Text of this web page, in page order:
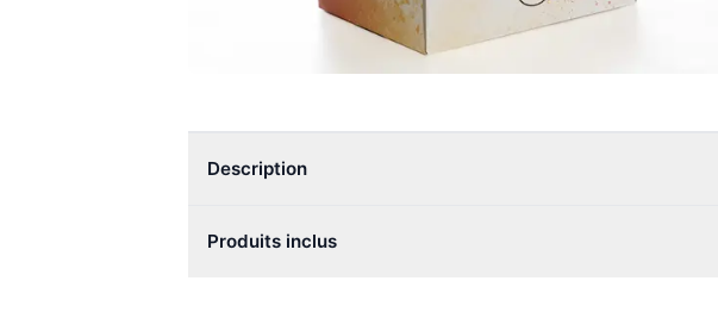
Description
Produits inclus